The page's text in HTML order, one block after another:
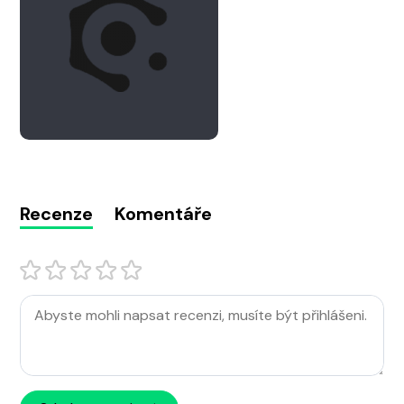
Recenze Komentáře